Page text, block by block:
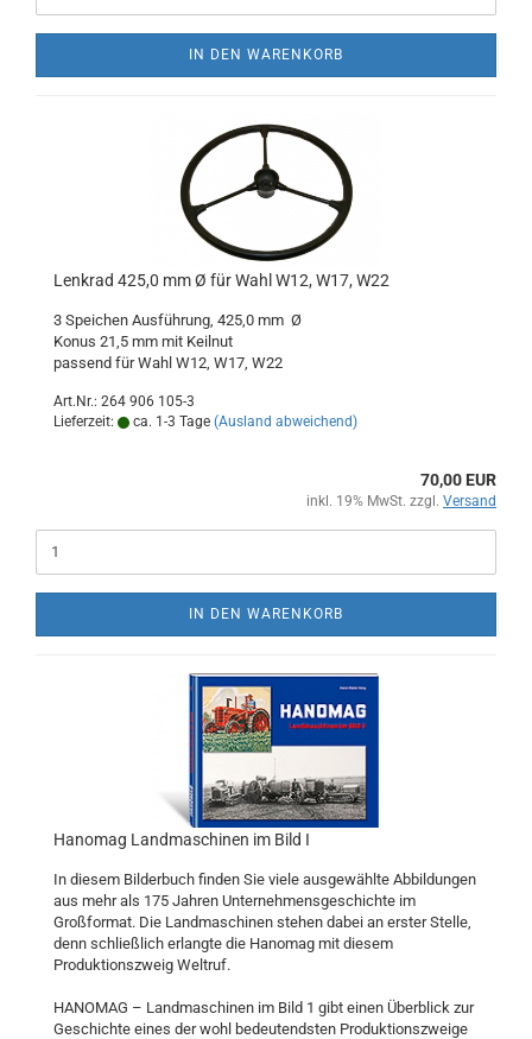
IN DEN WARENKORB
Lenkrad 425,0 mm Ø für Wahl W12, W17, W22
3 Speichen Ausführung, 425,0 mm Ø
Konus 21,5 mm mit Keilnut
passend für Wahl W12, W17, W22
Art.Nr.: 264 906 105-3
Lieferzeit:
ca. 1-3 Tage (Ausland abweichend)
70,00 EUR
inkl. 19% MwSt. zzgl. Versand
IN DEN WARENKORB
Hanomag Landmaschinen im Bild I
In diesem Bilderbuch finden Sie viele ausgewählte Abbildungen
aus mehr als 175 Jahren Unternehmensgeschichte im
Großformat. Die Landmaschinen stehen dabei an erster Stelle,
denn schließlich erlangte die Hanomag mit diesem
Produktionszweig Weltruf.
HANOMAG – Landmaschinen im Bild 1 gibt einen Überblick zur
Geschichte eines der wohl bedeutendsten Produktionszweige